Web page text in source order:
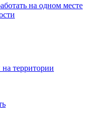
на одном месте
территории